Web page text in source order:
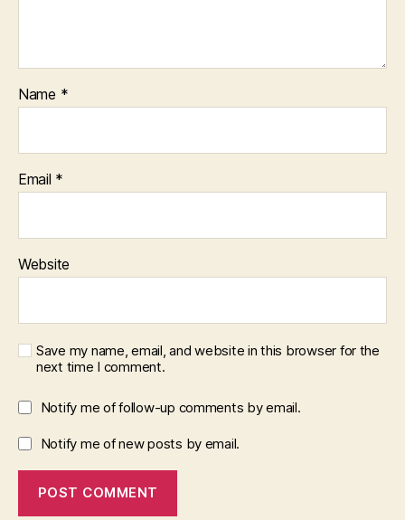
Name *
Email *
Website
Save my name, email, and website in this browser for the
next time I comment.
Notify me of follow-up comments by email.
Notify me of new posts by email.